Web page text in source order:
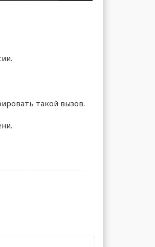
такой вызов.